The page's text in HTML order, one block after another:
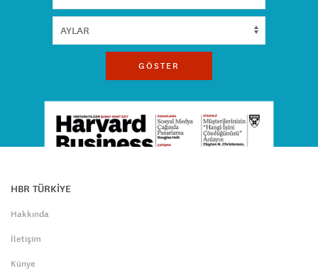
GÖSTER
HBR TÜRKİYE
Hakkında
İletişim
Künye